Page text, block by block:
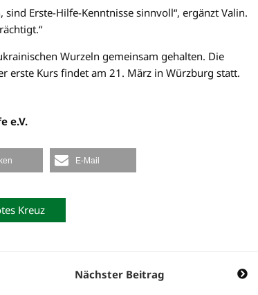
Erste-Hilfe-Kenntnisse sinnvoll“, ergänzt Valin.
Wurzeln gemeinsam gehalten. Die
erste Kurs findet am 21. März in Würzburg statt.
e.V.
E-Mail
Kreuz
Nächster Beitrag